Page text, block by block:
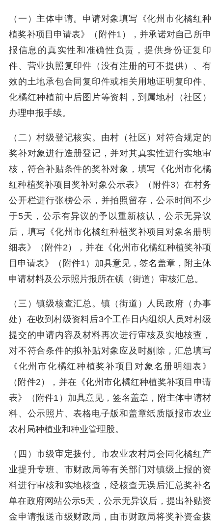
（一）主体申请。申请对象填写《化州市化橘红种
植奖补项目申请表》（附件1），并承诺对自己所申
报信息的真实性和准确性负责，提供身份证复印
件、营业执照复印件（没有注册的可不提供）、有
效的土地承包合同复印件或相关用地证明复印件、
化橘红种植前中后图片等资料，到属地村（社区）
办理申报手续。
（二）村级登记核实。由村（社区）对符合规定的
奖补对象进行造册登记，并对其真实性进行实地审
核，符合补贴条件的奖补对象，填写《化州市化橘
红种植奖补项目奖补对象公示表》（附件3）在村务
公开栏进行张榜公示，并拍照留存，公示时间不少
于5天，公示有异议的予以重新核认，公示无异议
后，填写《化州市化橘红种植奖补项目对象名册明
细表》（附件2），并在《化州市化橘红种植奖补项
目申请表》（附件1）加具意见，签名盖章，附主体
申请材料及公示照片报所在镇（街道）审核汇总。
（三）镇级核查汇总。镇（街道）人民政府（办事
处）在收到村级资料后3个工作日内组织人员对村级
提交的申请内容及材料再次进行审核及实地核查，
对不符合条件的拟补贴对象应及时剔除，汇总填写
《化州市化橘红种植奖补项目对象名册明细表》
（附件2），并在《化州市化橘红种植奖补项目申请
表》（附件1）加具意见，签名盖章，附主体申请材
料、公示照片、表格电子版和盖章纸质版报市农业
农村局种植业和种业管理股。
（四）市级审定拨付。市农业农村局会同化橘红产
业提升专班、市财政局等有关部门对镇级上报的资
料进行审核和实地核查，经核查无误后汇总奖补名
单在政府网站公示5天，公示无异议后，提出补贴资
金申请报送市级财政局，由市财政局将奖补资金拨